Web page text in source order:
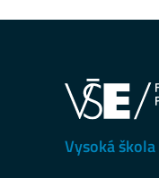
Vysoká